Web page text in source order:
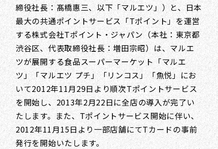
締役社長：髙橋惠三、以下「マルエツ」）と、日本
最大の共通ポイントサービス「Tポイント」を運営
する株式会社Tポイント・ジャパン（本社：東京都
渋谷区、代表取締役社長：増田宗昭）は、マルエ
ツが展開する食品スーパーマーケット「マルエ
ツ」「マルエツ プチ」「リンコス」「魚悦」にお
いて2012年11月29日より順次Tポイントサービス
を開始し、2013年2月22日に全店の導入が完了い
たします。また、Tポイントサービス開始に伴い、
2012年11月15日より一部店舗にてTカードの事前
発行を開始いたします。